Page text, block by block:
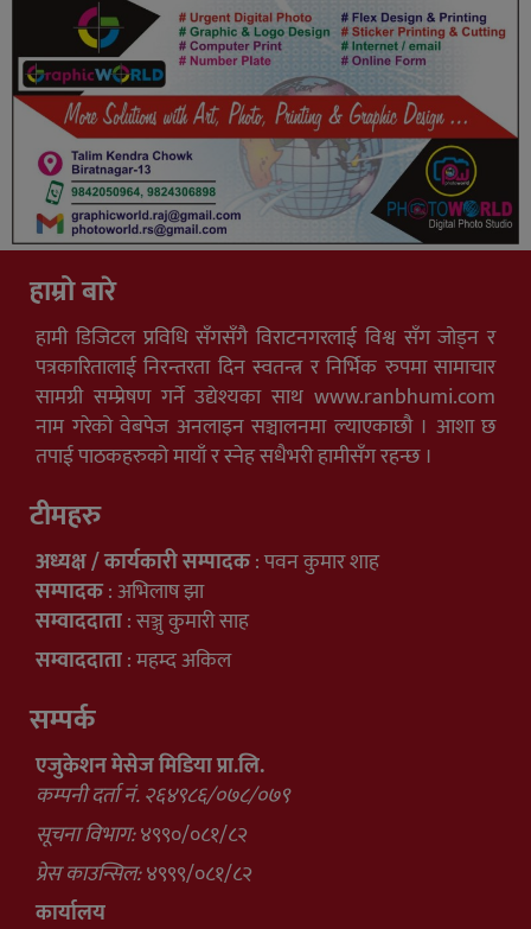
हाम्रो बारे
हामी डिजिटल प्रविधि सँगसँगै विराटनगरलाई विश्व सँग जोड्न र
पत्रकारितालाई निरन्तरता दिन स्वतन्त्र र निर्भिक रुपमा सामाचार
सामग्री सम्प्रेषण गर्ने उद्येश्यका साथ www.ranbhumi.com
नाम गरेको वेबपेज अनलाइन सञ्चालनमा ल्याएकाछौ । आशा छ
तपाई पाठकहरुको मायाँ र स्नेह सधैभरी हामीसँग रहन्छ ।
टीमहरु
अध्यक्ष / कार्यकारी सम्पादक: पवन कुमार शाह
सम्पादक: अभिलाष झा
सम्वाददाता: सञ्जु कुमारी साह
सम्वाददाता: महम्द अकिल
सम्पर्क
एजुकेशन मेसेज मिडिया प्रा.लि.
कम्पनी दर्ता नं. २६४९८६/०७८/०७९
सूचना विभाग:४९९०/०८१/८२
प्रेस काउन्सिल:४९९९/०८१/८२
कार्यालय